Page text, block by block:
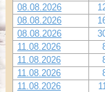
08.08.2026
08.08.2026
08.08.2026
11.08.2026
11.08.2026
11.08.2026
11.08.2026